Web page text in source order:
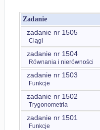
Zadanie
zadanie nr 1505
Ciągi
zadanie nr 1504
Równania i nierówności
zadanie nr 1503
Funkcje
zadanie nr 1502
Trygonometria
zadanie nr 1501
Funkcje